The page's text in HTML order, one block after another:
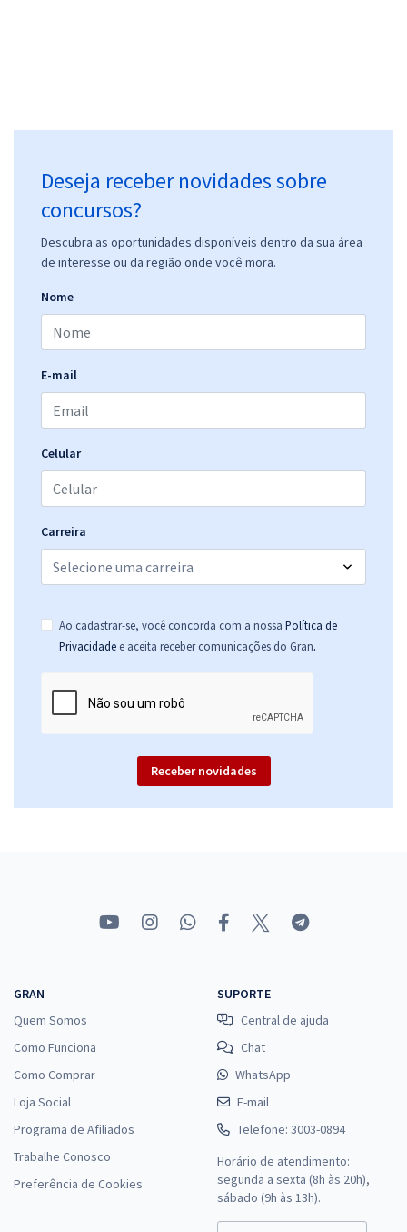
Deseja receber novidades sobre
concursos?
Descubra as oportunidades disponíveis dentro da sua área
de interesse ou da região onde você mora.
Nome
E-mail
Celular
Carreira
Ao cadastrar-se, você concorda com a nossa Política de
Privacidade e aceita receber comunicações do Gran.
Receber novidades
GRAN
Quem Somos
Como Funciona
Como Comprar
Loja Social
Programa de Afiliados
Trabalhe Conosco
Preferência de Cookies
SUPORTE
Central de ajuda
Chat
WhatsApp
E-mail
Telefone: 3003-0894
Horário de atendimento:
segunda a sexta (8h às 20h),
sábado (9h às 13h).